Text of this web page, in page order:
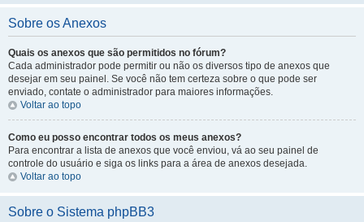
Sobre os Anexos
Quais os anexos que são permitidos no fórum?
Cada administrador pode permitir ou não os diversos tipo de anexos que
desejar em seu painel. Se você não tem certeza sobre o que pode ser
enviado, contate o administrador para maiores informações.
Voltar ao topo
Como eu posso encontrar todos os meus anexos?
Para encontrar a lista de anexos que você enviou, vá ao seu painel de
controle do usuário e siga os links para a área de anexos desejada.
Voltar ao topo
Sobre o Sistema phpBB3